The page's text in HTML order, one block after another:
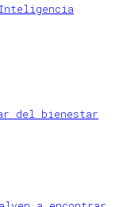
del bienestar